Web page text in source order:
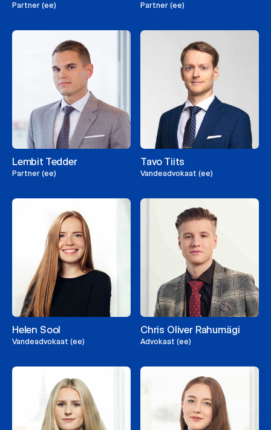
Partner (ee) Partner (ee)
Lembit Tedder
Partner (ee)
Tavo Tiits
Vandeadvokaat (ee)
Helen Sool
Vandeadvokaat (ee)
Chris Oliver Rahumägi
Advokaat (ee)